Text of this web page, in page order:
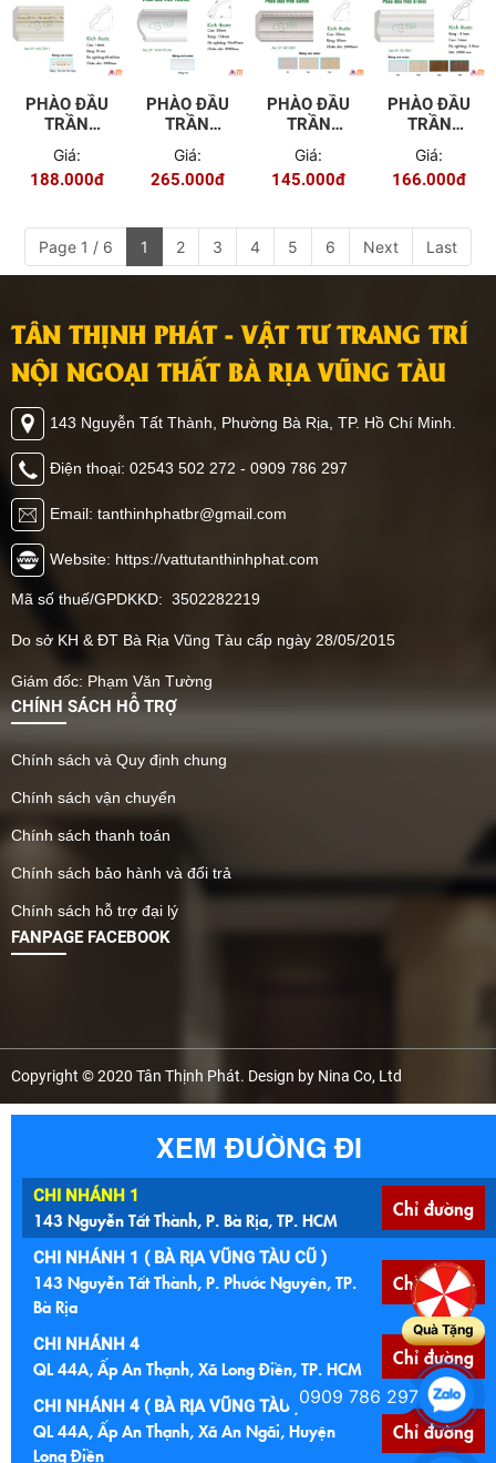
PHÀO ĐẦU
TRẦN
91MM WG-
TR91
Giá:
188.000đ
PHÀO ĐẦU
TRẦN
134MM
WW-TR134
Giá:
265.000đ
PHÀO ĐẦU
TRẦN
80MM KR-
TR80
Giá:
145.000đ
PHÀO ĐẦU
TRẦN
81MM EU-
TR81
Giá:
166.000đ
Page 1 / 6 1 2 3 4 5 6 Next Last
TÂN THỊNH PHÁT - VẬT TƯ TRANG TRÍ
NỘI NGOẠI THẤT BÀ RỊA VŨNG TÀU
143 Nguyễn Tất Thành, Phường Bà Rịa, TP. Hồ Chí Minh.
Điện thoại: 02543 502 272 - 0909 786 297
Email: tanthinhphatbr@gmail.com
Website: https://vattutanthinhphat.com
Mã số thuế/GPDKKD: 3502282219
Do sở KH & ĐT Bà Rịa Vũng Tàu cấp ngày 28/05/2015
Giám đốc: Phạm Văn Tường
CHÍNH SÁCH HỖ TRỢ
Chính sách và Quy định chung
Chính sách vận chuyển
Chính sách thanh toán
Chính sách bảo hành và đổi trả
Chính sách hỗ trợ đại lý
FANPAGE FACEBOOK
Copyright © 2020 Tân Thịnh Phát. Design by Nina Co, Ltd
XEM ĐƯỜNG ĐI
CHI NHÁNH 1
143 Nguyễn Tất Thành, P. Bà Rịa, TP. HCM Chỉ đường
CHI NHÁNH 1 ( BÀ RỊA VŨNG TÀU CŨ )
143 Nguyễn Tất Thành, P. Phước Nguyên, TP.
Bà Rịa
Chỉ đường
CHI NHÁNH 4
QL 44A, Ấp An Thạnh, Xã Long Điền, TP. HCM Chỉ đường
CHI NHÁNH 4 ( BÀ RỊA VŨNG TÀU )
QL 44A, Ấp An Thạnh, Xã An Ngãi, Huyện
Long Điền
Chỉ đường
Quà Tặng
0909 786 297